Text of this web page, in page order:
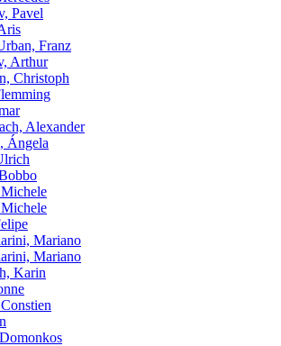
Pavel
Franz
Arthur
Christoph
Alexander
Ángela
Mariano
Mariano
Karin